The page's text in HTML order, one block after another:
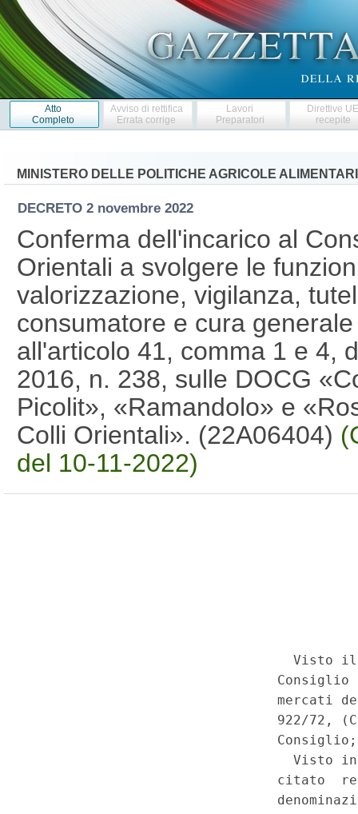
Atto
Completo
Avviso di rettifica
Errata corrige
Lavori
Preparatori
Direttive
recepite
MINISTERO DELLE POLITICHE AGRICOLE
DECRETO 2 novembre 2022
Conferma dell'incarico al
Orientali a svolgere le
valorizzazione, vigilanza,
consumatore e cura
all'articolo 41, comma 1 e 4,
2016, n. 238, sulle DOCG
Picolit», «Ramandolo» e
Colli Orientali». (22A06404)
del 10-11-2022)